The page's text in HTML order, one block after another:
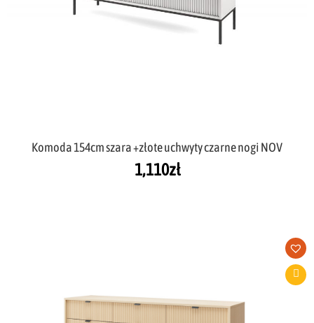
Komoda 154cm szara +złote uchwyty czarne nogi NOV
1,110zł